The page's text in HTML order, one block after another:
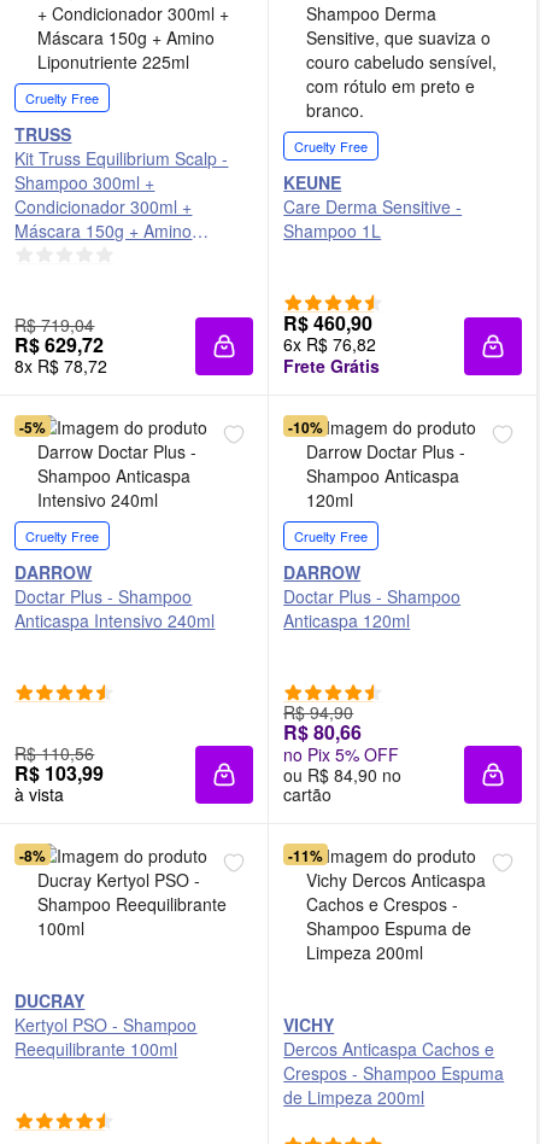
Cruelty Free
TRUSS
Kit Truss Equilibrium Scalp -
Shampoo 300ml +
Condicionador 300ml +
Máscara 150g + Amino
R$ 719,04
R$ 629,72
8x R$ 78,72 Adicionar à sacola
Cruelty Free
KEUNE
Care Derma Sensitive -
Shampoo 1L
R$ 460,90
6x R$ 76,82
Frete Grátis
-5%
Cruelty Free
DARROW
Doctar Plus - Shampoo
Anticaspa Intensivo 240ml
R$ 110,56
R$ 103,99
à vista Adicionar à sacola
-10%
Cruelty Free
DARROW
Doctar Plus - Shampoo
Anticaspa 120ml
R$ 94,90
R$ 80,66
no Pix 5% OFF
ou R$ 84,90 no
cartão
-8%
DUCRAY
Kertyol PSO - Shampoo
Reequilibrante 100ml
-11%
VICHY
Dercos Anticaspa Cachos e
Crespos - Shampoo Espuma
de Limpeza 200ml